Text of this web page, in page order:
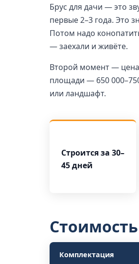
Брус для дачи — это
первые 2–3 года. Это
Потом надо
— заехали и живёте.
Второй момент —
площади — 650
или ландшафт.
Строится за 30–
45 дней
Стоимость
Комплектация